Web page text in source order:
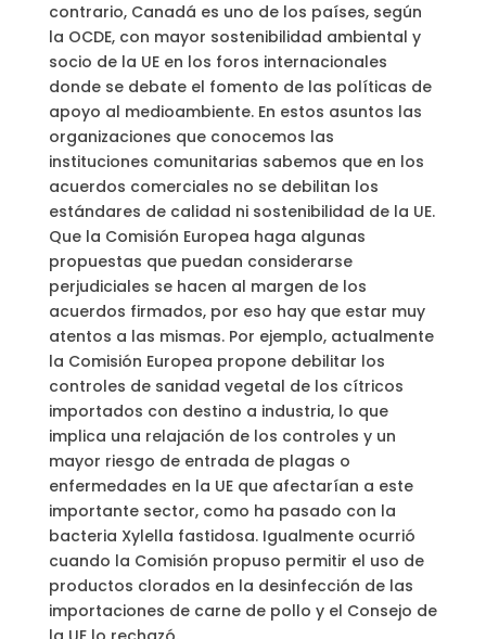
contrario, Canadá es uno de los países, según
la OCDE, con mayor sostenibilidad ambiental y
socio de la UE en los foros internacionales
donde se debate el fomento de las políticas de
apoyo al medioambiente. En estos asuntos las
organizaciones que conocemos las
instituciones comunitarias sabemos que en los
acuerdos comerciales no se debilitan los
estándares de calidad ni sostenibilidad de la UE.
Que la Comisión Europea haga algunas
propuestas que puedan considerarse
perjudiciales se hacen al margen de los
acuerdos firmados, por eso hay que estar muy
atentos a las mismas. Por ejemplo, actualmente
la Comisión Europea propone debilitar los
controles de sanidad vegetal de los cítricos
importados con destino a industria, lo que
implica una relajación de los controles y un
mayor riesgo de entrada de plagas o
enfermedades en la UE que afectarían a este
importante sector, como ha pasado con la
bacteria Xylella fastidosa. Igualmente ocurrió
cuando la Comisión propuso permitir el uso de
productos clorados en la desinfección de las
importaciones de carne de pollo y el Consejo de